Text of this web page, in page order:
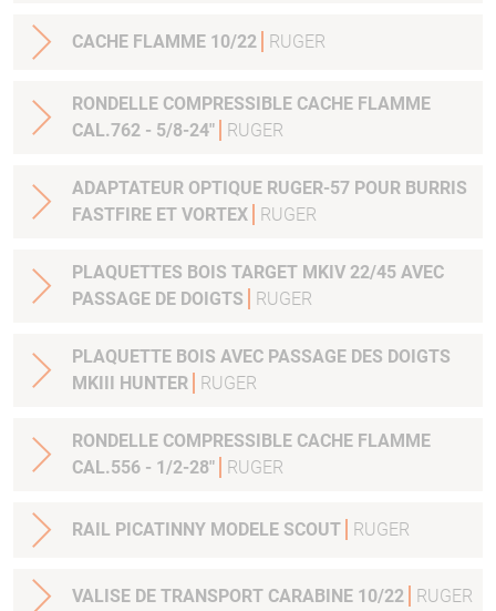
CACHE FLAMME 10/22 RUGER
RONDELLE COMPRESSIBLE CACHE FLAMME
CAL.762 - 5/8-24"
RUGER
ADAPTATEUR OPTIQUE RUGER-57 POUR BURRIS
FASTFIRE ET VORTEX
RUGER
PLAQUETTES BOIS TARGET MKIV 22/45 AVEC
PASSAGE DE DOIGTS
RUGER
PLAQUETTE BOIS AVEC PASSAGE DES DOIGTS
MKIII HUNTER
RUGER
RONDELLE COMPRESSIBLE CACHE FLAMME
CAL.556 - 1/2-28"
RUGER
RAIL PICATINNY MODELE SCOUT RUGER
VALISE DE TRANSPORT CARABINE 10/22 RUGER